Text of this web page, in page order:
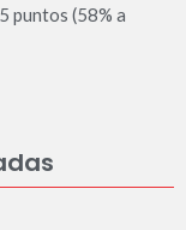
puntos (58% a